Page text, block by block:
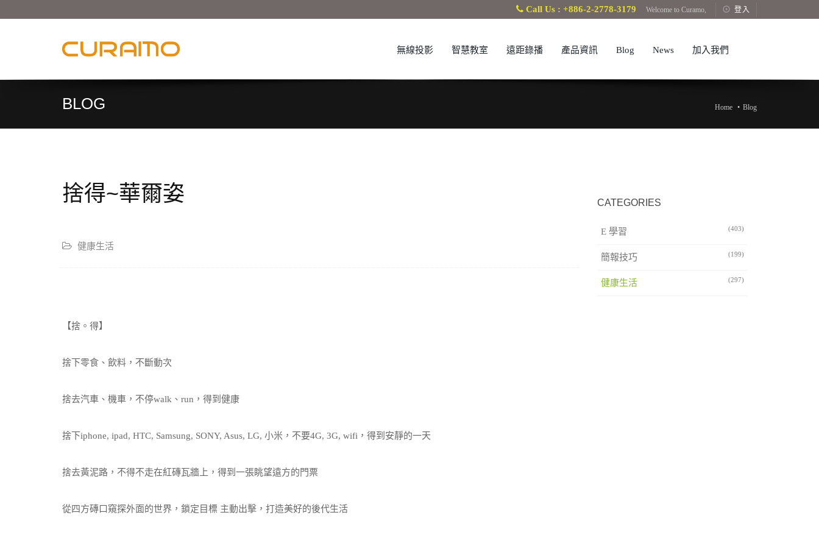
Call Us : +886-2-2778-3179 Welcome to Curamo, 登入
無線投影 智慧教室 遠距錄播 產品資訊 Blog News 加入我們
BLOG Home Blog
捨得~華爾姿
健康生活
【捨。得】
捨下零食、飲料，不斷動次
捨去汽車、機車，不停walk、run，得到健康
捨下iphone, ipad, HTC, Samsung, SONY, Asus, LG, 小米，不要4G, 3G, wifi，得到安靜的一天
捨去黃泥路，不得不走在紅磚瓦牆上，得到一張眺望遠方的門票
從四方磚口窺探外面的世界，鎖定目標 主動出擊，打造美好的後代生活
CATEGORIES
(403)
E 學習
(199)
簡報技巧
(297)
健康生活